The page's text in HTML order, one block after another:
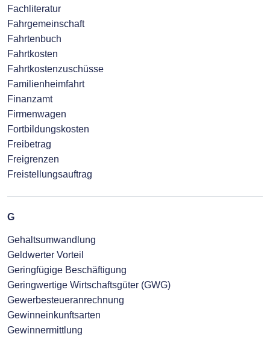
Fachliteratur
Fahrgemeinschaft
Fahrtenbuch
Fahrtkosten
Fahrtkostenzuschüsse
Familienheimfahrt
Finanzamt
Firmenwagen
Fortbildungskosten
Freibetrag
Freigrenzen
Freistellungsauftrag
G
Gehaltsumwandlung
Geldwerter Vorteil
Geringfügige Beschäftigung
Geringwertige Wirtschaftsgüter (GWG)
Gewerbesteueranrechnung
Gewinneinkunftsarten
Gewinnermittlung